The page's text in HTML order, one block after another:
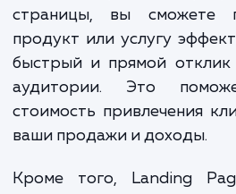
предоставляют
Они помогают
посетителей ваших
повышая общий
помощью правильно
продукт или услугу